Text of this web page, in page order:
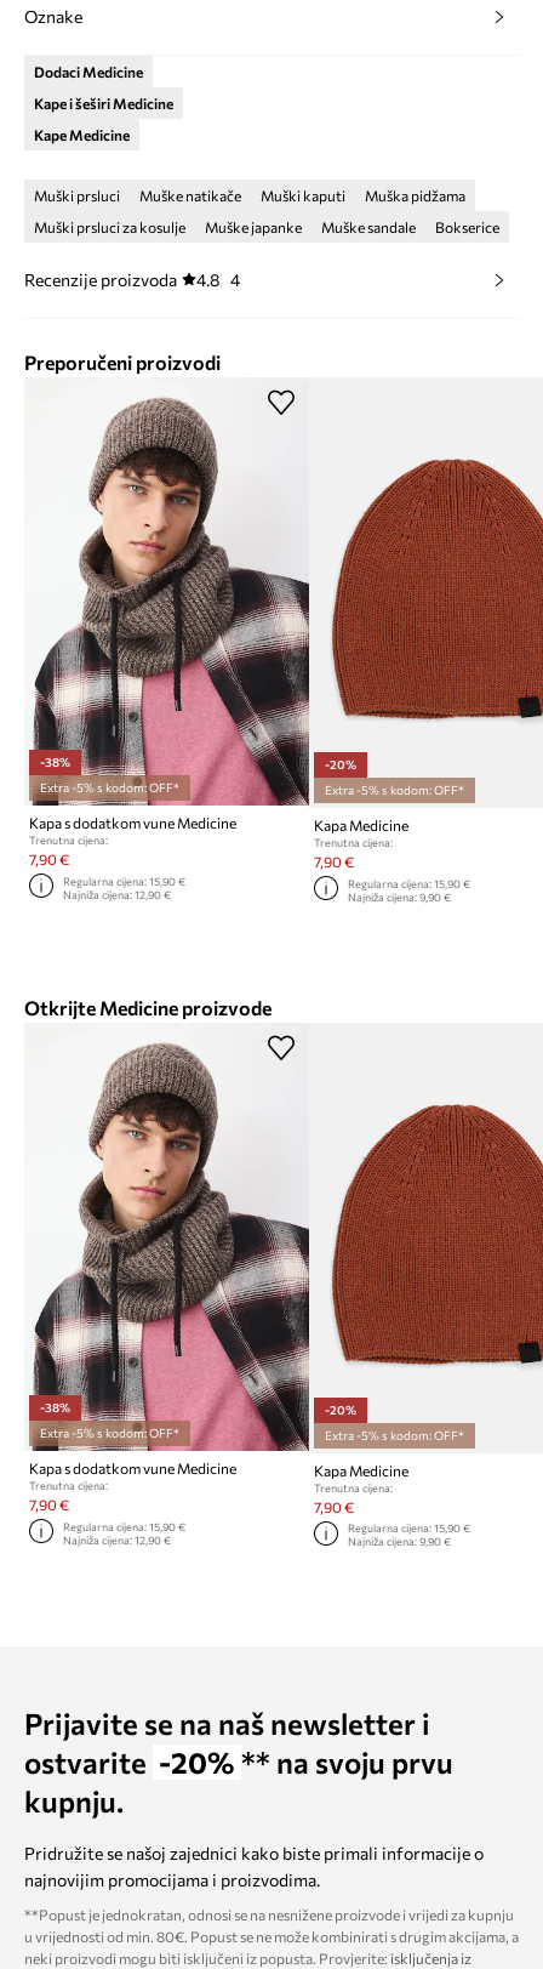
Oznake
Dodaci Medicine
Kape i šeširi Medicine
Kape Medicine
Muški prsluci Muške natikače Muški kaputi
Muška pidžama
Muški prsluci za kosulje
Muške japanke Muške sandale Bokserice
Recenzije proizvoda 4.8 4
Preporučeni proizvodi
-38%
Extra -5% s kodom: OFF*
Kapa s dodatkom vune Medicine
Trenutna cijena:
7,90 €
Regularna cijena:15,90 €
Najniža cijena:12,90 €
-20%
Extra -5% s kodom: OFF*
Kapa Medicine
Trenutna cijena:
7,90 €
Regularna cijena: 15,90 €
Najniža cijena: 9,90 €
Otkrijte Medicine proizvode
-38%
Extra -5% s kodom: OFF*
Kapa s dodatkom vune Medicine
Trenutna cijena:
7,90 €
Regularna cijena:15,90 €
Najniža cijena:12,90 €
-20%
Extra -5% s kodom: OFF*
Kapa Medicine
Trenutna cijena:
7,90 €
Regularna cijena: 15,90 €
Najniža cijena: 9,90 €
Prijavite se na naš newsletter i
ostvarite -20% ** na svoju prvu
kupnju.
Pridružite se našoj zajednici kako biste primali informacije o
najnovijim promocijama i proizvodima.
**Popust je jednokratan, odnosi se na nesnižene proizvode i vrijedi za kupnju
u vrijednosti od min. 80€. Popust se ne može kombinirati s drugim akcijama, a
neki proizvodi mogu biti isključeni iz popusta. Provjerite: isključenja iz